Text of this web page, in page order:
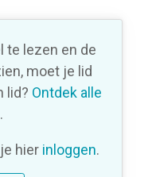
te lezen en de
moet je lid
lid? Ontdek alle
.
hier inloggen.